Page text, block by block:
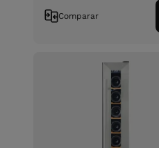
Comparar